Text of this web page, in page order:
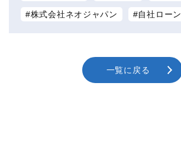
株式会社ネオジャパン 自社ローン
一覧に戻る